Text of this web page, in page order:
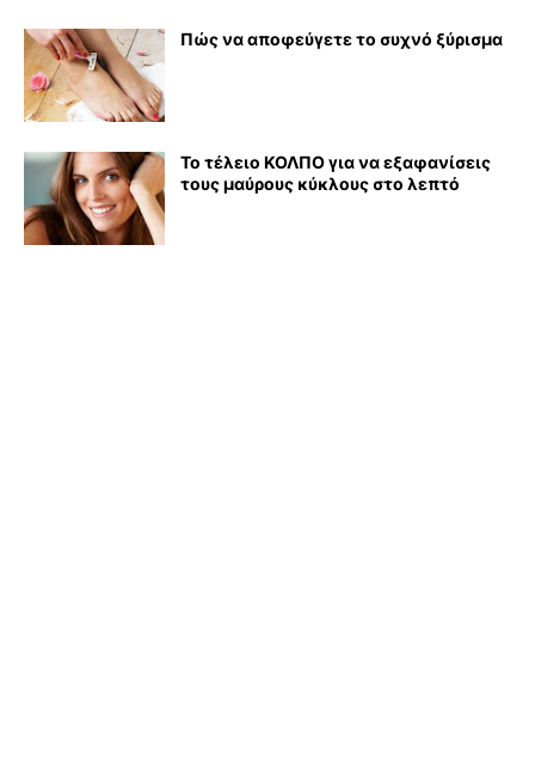
Πώς να αποφεύγετε το συχνό ξύρισμα
Το τέλειο ΚΟΛΠΟ για να εξαφανίσεις
τους μαύρους κύκλους στο λεπτό